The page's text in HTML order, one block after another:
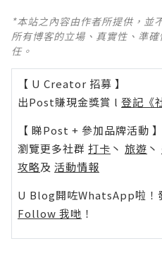
*本站之內容由作者所提供，並
所有博客的立場、真實性、準
任。
【 U Creator 招募 】
出Post賺現金獎賞 l 登記《
【 睇Post + 參加品牌活動 】
瀏覽更多社群 打卡 丶 旅遊 丶
攻略及 活動情報
U Blog開咗WhatsApp啦！
Follow 我哋 ！